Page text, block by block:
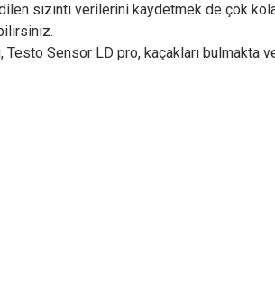
sızıntı verilerini kaydetmek de çok
Testo Sensor LD pro, kaçakları